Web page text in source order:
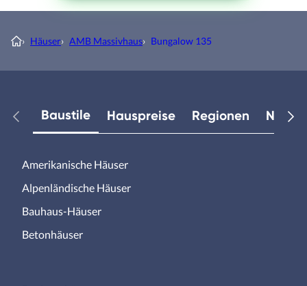
› Häuser› AMB Massivhaus› Bungalow 135
Baustile Hauspreise Regionen
Amerikanische Häuser
Alpenländische Häuser
Bauhaus-Häuser
Betonhäuser